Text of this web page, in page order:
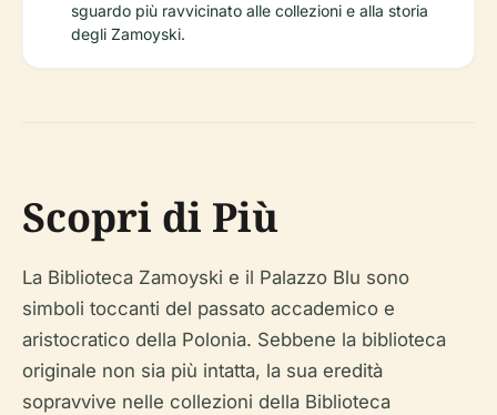
sguardo più ravvicinato alle collezioni e alla storia
degli Zamoyski.
Scopri di Più
La Biblioteca Zamoyski e il Palazzo Blu sono
simboli toccanti del passato accademico e
aristocratico della Polonia. Sebbene la biblioteca
originale non sia più intatta, la sua eredità
sopravvive nelle collezioni della Biblioteca